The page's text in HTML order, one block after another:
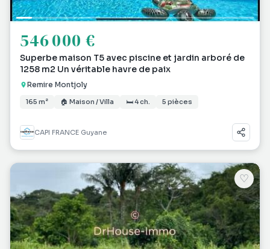
546 000 €
Superbe maison T5 avec piscine et jardin arboré de
1258 m2 Un véritable havre de paix
Remire Montjoly
165 m² 🏠 Maison / Villa 🛏 4 ch. 5 pièces
CAPI FRANCE Guyane
♡